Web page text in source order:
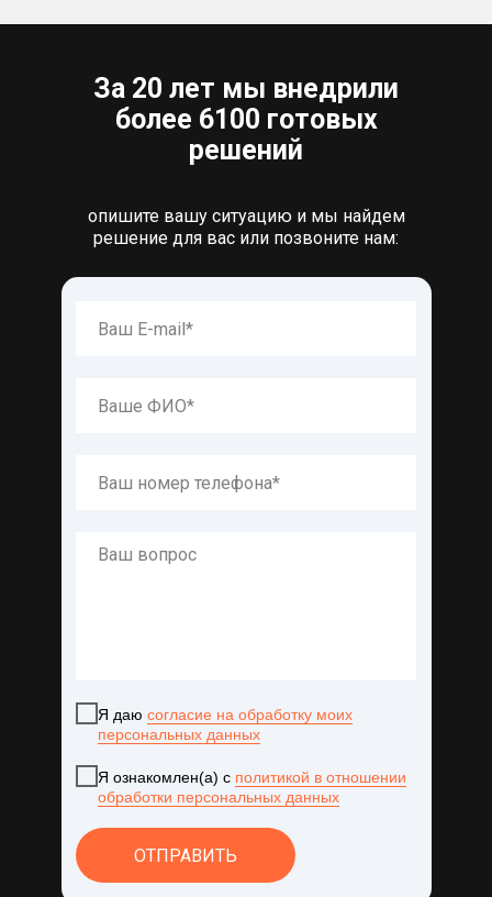
За 20 лет мы внедрили
более 6100 готовых
решений
опишите вашу ситуацию и мы найдем
решение для вас или позвоните нам:
Я даю согласие на обработку моих
персональных данных
Я ознакомлен(а) с политикой в отношении
обработки персональных данных
ОТПРАВИТЬ